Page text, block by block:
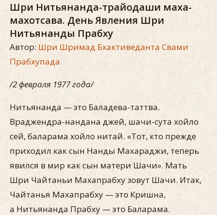
Шри Нитьянанда-трайодаши маха-
махотсава. День Явления Шри
Нитьянанды Прабху
Автор: Шри Шримад Бхактиведанта Свами
Прабхупада
/2 февраля 1977 года/
Нитьянанда — это Баладева-таттва.
Враджендра-нандана джей, шачи-сута хойло
сей, баларама хойло нитай. «Тот, кто прежде
приходил как сын Нанды Махараджи, теперь
явился в мир как сын матери Шачи». Мать
Шри Чайтаньи Махапрабху зовут Шачи. Итак,
Чайтанья Махапрабху — это Кришна,
а Нитьянанда Прабху — это Баларама.